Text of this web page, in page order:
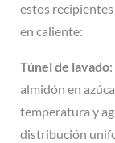
estos
en caliente:
Túnel de lavado:
almidón en
temperatura y
distribución